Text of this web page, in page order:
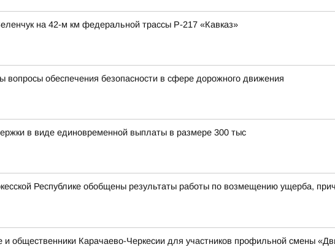
на 42-м км федеральной трассы Р-217 «Кавказ»
обеспечения безопасности в сфере дорожного движения
в виде единовременной выплаты в размере 300 тыс
Республике обобщены результаты работы по возмещению ущерба,
и общественники Карачаево-Черкесии для участников профильной смены